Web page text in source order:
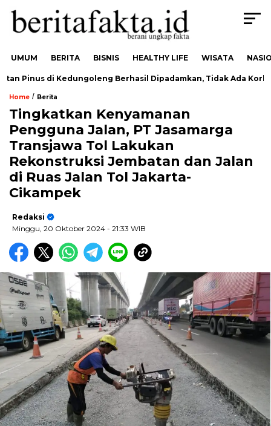
UMUM BERITA BISNIS HEALTHY LIFE WISATA
Pinus di Kedungoleng Berhasil Dipadamkan, Tidak Ada Korban
Home / Berita
Tingkatkan Kenyamanan
Pengguna Jalan, PT Jasamarga
Transjawa Tol Lakukan
Rekonstruksi Jembatan dan Jalan
di Ruas Jalan Tol Jakarta-
Cikampek
Redaksi
Minggu, 20 Oktober 2024 - 21:33 WIB